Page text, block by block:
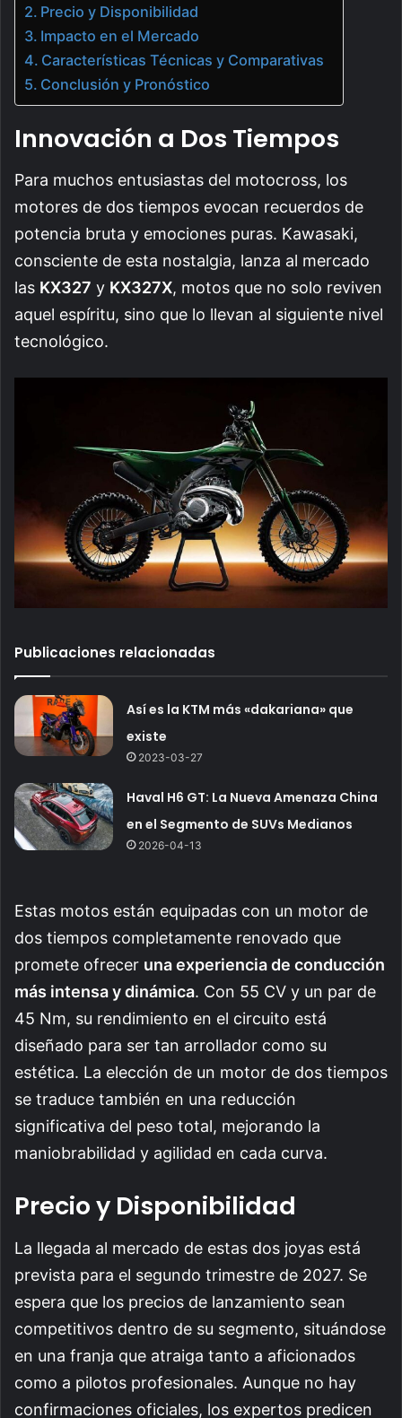
Precio y Disponibilidad
Impacto en el Mercado
Características Técnicas y Comparativas
Conclusión y Pronóstico
Innovación a Dos Tiempos
Para muchos entusiastas del motocross, los
motores de dos tiempos evocan recuerdos de
potencia bruta y emociones puras. Kawasaki,
consciente de esta nostalgia, lanza al mercado
las KX327 y KX327X, motos que no solo reviven
aquel espíritu, sino que lo llevan al siguiente nivel
tecnológico.
Publicaciones relacionadas
Así es la KTM más «dakariana» que
existe
2023-03-27
Haval H6 GT: La Nueva Amenaza China
en el Segmento de SUVs Medianos
2026-04-13
Estas motos están equipadas con un motor de
dos tiempos completamente renovado que
promete ofrecer una experiencia de conducción
más intensa y dinámica. Con 55 CV y un par de
45 Nm, su rendimiento en el circuito está
diseñado para ser tan arrollador como su
estética. La elección de un motor de dos tiempos
se traduce también en una reducción
significativa del peso total, mejorando la
maniobrabilidad y agilidad en cada curva.
Precio y Disponibilidad
La llegada al mercado de estas dos joyas está
prevista para el segundo trimestre de 2027. Se
espera que los precios de lanzamiento sean
competitivos dentro de su segmento, situándose
en una franja que atraiga tanto a aficionados
como a pilotos profesionales. Aunque no hay
confirmaciones oficiales, los expertos predicen